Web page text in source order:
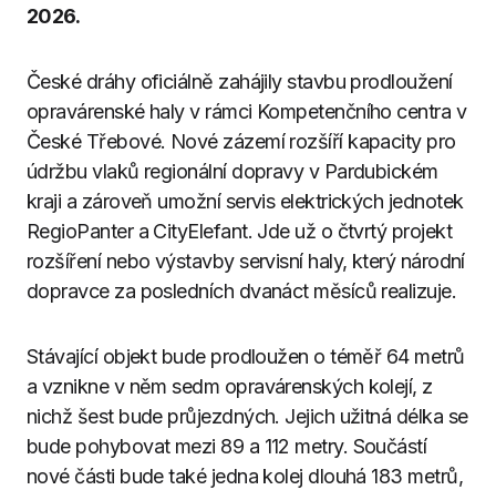
2026.
České dráhy oficiálně zahájily stavbu prodloužení
opravárenské haly v rámci Kompetenčního centra v
České Třebové. Nové zázemí rozšíří kapacity pro
údržbu vlaků regionální dopravy v Pardubickém
kraji a zároveň umožní servis elektrických jednotek
RegioPanter a CityElefant. Jde už o čtvrtý projekt
rozšíření nebo výstavby servisní haly, který národní
dopravce za posledních dvanáct měsíců realizuje.
Stávající objekt bude prodloužen o téměř 64 metrů
a vznikne v něm sedm opravárenských kolejí, z
nichž šest bude průjezdných. Jejich užitná délka se
bude pohybovat mezi 89 a 112 metry. Součástí
nové části bude také jedna kolej dlouhá 183 metrů,